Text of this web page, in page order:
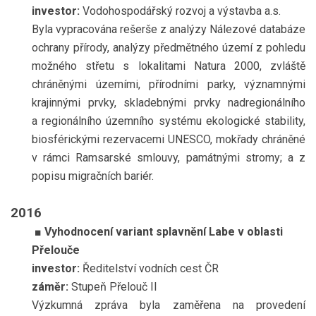
investor: Vodohospodářský rozvoj a výstavba a.s.
Byla vypracována rešerše z analýzy Nálezové databáze
ochrany přírody, analýzy předmětného území z pohledu
možného střetu s lokalitami Natura 2000, zvláště
chráněnými územími, přírodními parky, významnými
krajinnými prvky, skladebnými prvky nadregionálního
a regionálního územního systému ekologické stability,
biosférickými rezervacemi UNESCO, mokřady chráněné
v rámci Ramsarské smlouvy, památnými stromy; a z
popisu migračních bariér.
2016
■ Vyhodnocení variant splavnění Labe v oblasti
Přelouče
investor: Ředitelství vodních cest ČR
záměr: Stupeň Přelouč II
Výzkumná zpráva byla zaměřena na provedení